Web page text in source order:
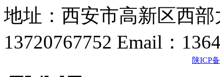
地址：西安市高新区西
13720767752 Email：
陕ICP